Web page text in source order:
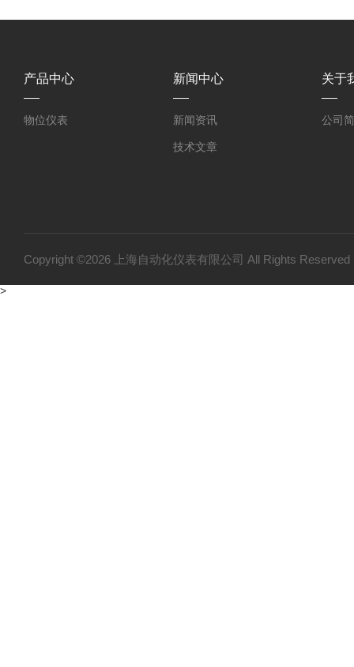
产品中心
物位仪表
新闻中心
新闻资讯
技术文章
关于
公司
Copyright ©2026 上海自动化仪表有限公司 All Rights
>